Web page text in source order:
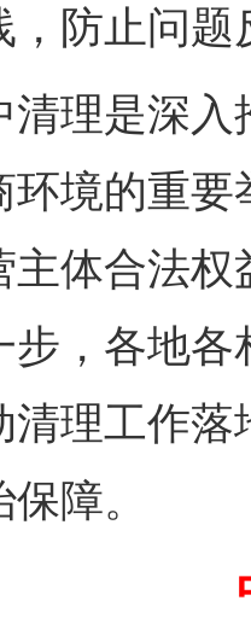
，防止问题
是深入
环境的重
主体合法
步，各地
清理工作
障。